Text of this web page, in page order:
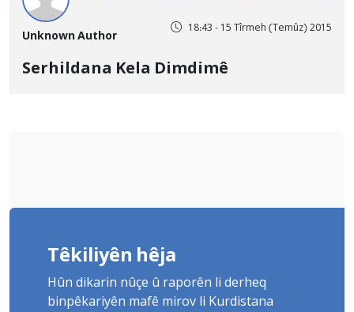
Unknown Author
18:43 - 15 Tîrmeh (Temûz) 2015
Serhildana Kela Dimdimê
Têkiliyên hêja
Hûn dikarin nûçe û raporên li derheq
binpêkariyên mafê mirov li Kurdistana